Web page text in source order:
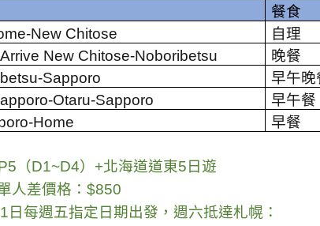
餐食
New Chitose
自理
Arrive New Chitose-Noboribetsu
晚餐
Sapporo
早午晚
Otaru-Sapporo
早午餐
Home 早餐
（D1~D4） +北海道道東5 日遊
人差價格： $850
日每週五指定日期出發，週六抵達札幌：